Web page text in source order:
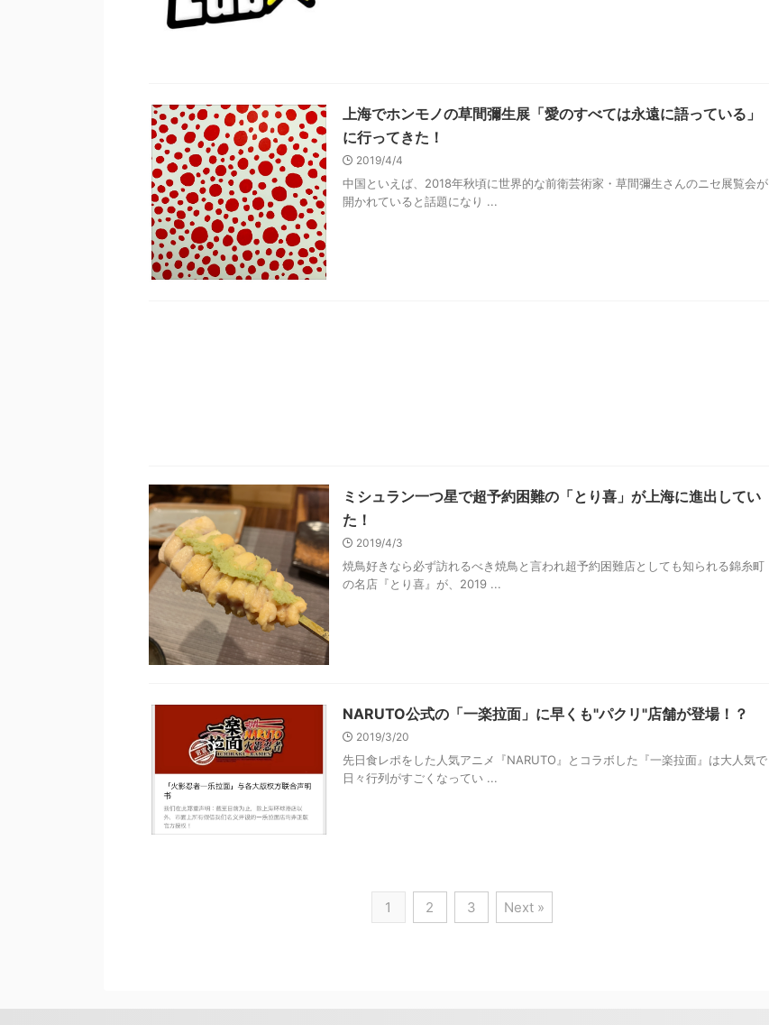
上海でホンモノの草間彌生展「愛のすべては永遠に語っている」
に行ってきた！
2019/4/4
中国といえば、2018年秋頃に世界的な前衛芸術家・草間彌生さんのニセ展覧会が
開かれていると話題になり ...
ミシュラン一つ星で超予約困難の「とり喜」が上海に進出してい
た！
2019/4/3
焼鳥好きなら必ず訪れるべき焼鳥と言われ超予約困難店としても知られる錦糸町
の名店『とり喜』が、2019 ...
NARUTO公式の「一楽拉面」に早くも"パクリ"店舗が登場！？
2019/3/20
先日食レポをした人気アニメ『NARUTO』とコラボした『一楽拉面』は大人気で
日々行列がすごくなってい ...
1 2 3 Next »